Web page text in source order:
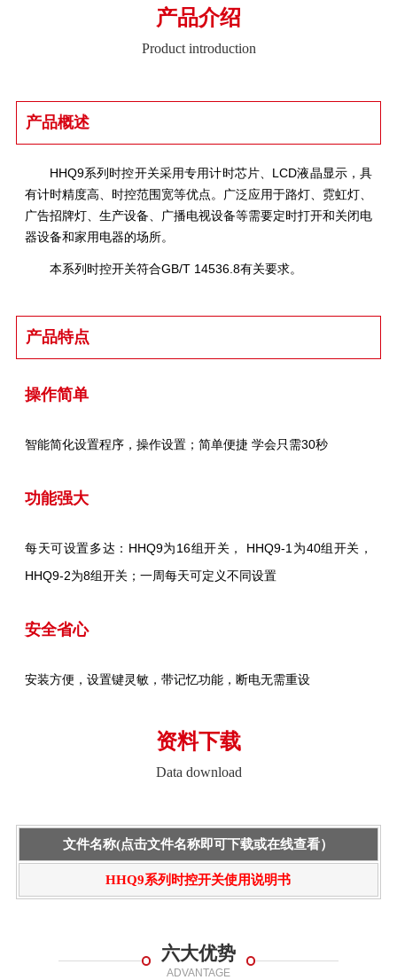
产品介绍
Product introduction
产品概述
HHQ9系列时控开关采用专用计时芯片、LCD液晶显示，具
有计时精度高、时控范围宽等优点。广泛应用于路灯、霓虹灯、
广告招牌灯、生产设备、广播电视设备等需要定时打开和关闭电
器设备和家用电器的场所。
本系列时控开关符合GB/T 14536.8有关要求。
产品特点
操作简单
智能简化设置程序，操作设置；简单便捷 学会只需30秒
功能强大
每天可设置多达：HHQ9为16组开关， HHQ9-1为40组开关，
HHQ9-2为8组开关；一周每天可定义不同设置
安全省心
安装方便，设置键灵敏，带记忆功能，断电无需重设
资料下载
Data download
文件名称(点击文件名称即可下载或在线查看）
HHQ9系列时控开关使用说明书
六大优势
ADVANTAGE